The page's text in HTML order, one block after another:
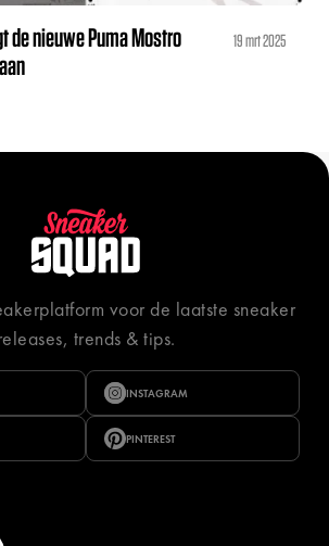
de nieuwe Puma Mostro
19 mrt 2025
voor de laatste sneaker
trends & tips.
INSTAGRAM
PINTEREST